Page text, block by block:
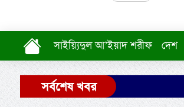
সাইয়্যিদুল আ’ইয়াদ শরীফ দেশ
সর্বশেষ খবর